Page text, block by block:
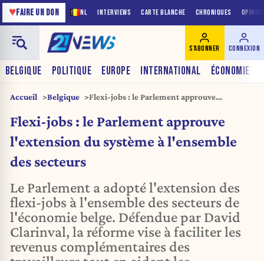
NL INTERVIEWS CARTE BLANCHE CHRONIQUES
♥FAIRE UN DON
BELGIQUE POLITIQUE EUROPE INTERNATIONAL ÉCONOMIE
S'ABONNER CONNEXION
Accueil Belgique
Flexi-jobs : le Parlement approuve
secteurs
Flexi-jobs : le Parlement approuve
l'extension du système à l'ensemble
des secteurs
Le Parlement a adopté l'extension des
flexi-jobs à l'ensemble des secteurs de
l'économie belge. Défendue par David
Clarinval, la réforme vise à faciliter les
revenus complémentaires des